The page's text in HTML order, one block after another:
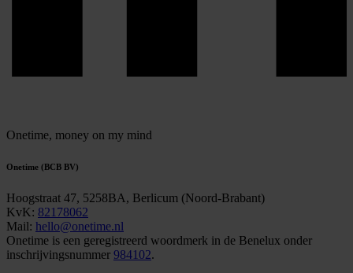
Onetime, money on my mind
Onetime (BCB BV)
Hoogstraat 47, 5258BA, Berlicum (Noord-Brabant)
KvK: 82178062
Mail: hello@onetime.nl
Onetime is een geregistreerd woordmerk in de Benelux onder
inschrijvingsnummer 984102.